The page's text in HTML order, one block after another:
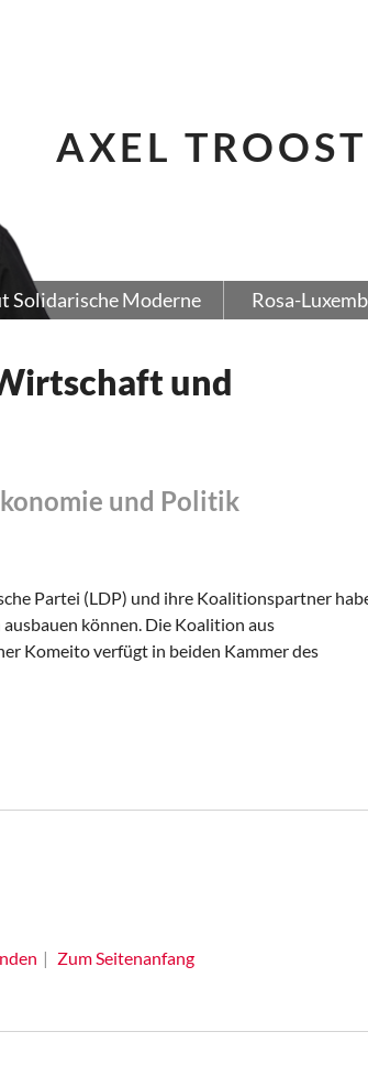
AXEL TROOST
Solidarische Moderne Rosa-
und
und Politik
Partei (LDP) und ihre Koalitionspartner
können. Die Koalition aus
Komeito verfügt in beiden Kammer des
Zum Seitenanfang
Solidarisches EUropa -